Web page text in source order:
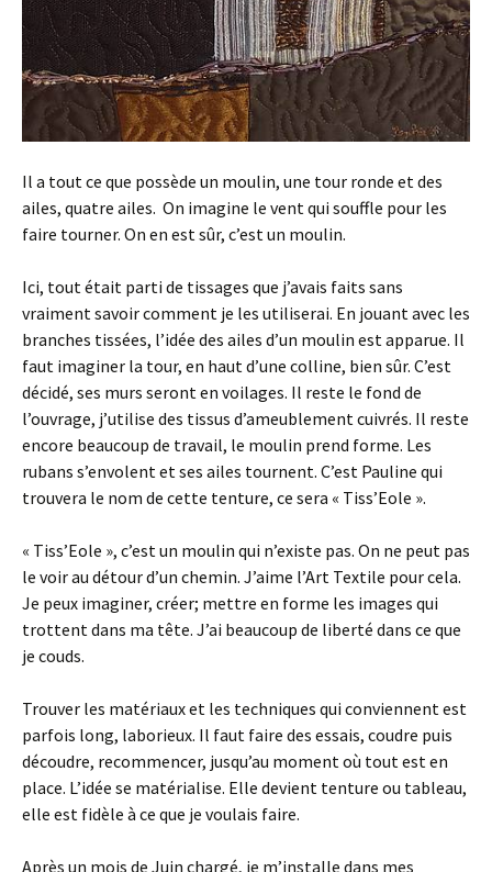
Il a tout ce que possède un moulin, une tour ronde et des
ailes, quatre ailes. On imagine le vent qui souffle pour les
faire tourner. On en est sûr, c’est un moulin.
Ici, tout était parti de tissages que j’avais faits sans
vraiment savoir comment je les utiliserai. En jouant avec les
branches tissées, l’idée des ailes d’un moulin est apparue. Il
faut imaginer la tour, en haut d’une colline, bien sûr. C’est
décidé, ses murs seront en voilages. Il reste le fond de
l’ouvrage, j’utilise des tissus d’ameublement cuivrés. Il reste
encore beaucoup de travail, le moulin prend forme. Les
rubans s’envolent et ses ailes tournent. C’est Pauline qui
trouvera le nom de cette tenture, ce sera « Tiss’Eole ».
« Tiss’Eole », c’est un moulin qui n’existe pas. On ne peut pas
le voir au détour d’un chemin. J’aime l’Art Textile pour cela.
Je peux imaginer, créer; mettre en forme les images qui
trottent dans ma tête. J’ai beaucoup de liberté dans ce que
je couds.
Trouver les matériaux et les techniques qui conviennent est
parfois long, laborieux. Il faut faire des essais, coudre puis
découdre, recommencer, jusqu’au moment où tout est en
place. L’idée se matérialise. Elle devient tenture ou tableau,
elle est fidèle à ce que je voulais faire.
Après un mois de Juin chargé, je m’installe dans mes